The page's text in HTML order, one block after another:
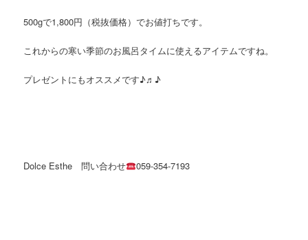
500gで1,800円（税抜価格）でお値打ちです。
これからの寒い季節のお風呂タイムに使えるアイテムですね。
プレゼントにもオススメです♪♬♪
Dolce Esthe 問い合わせ 059-354-7193